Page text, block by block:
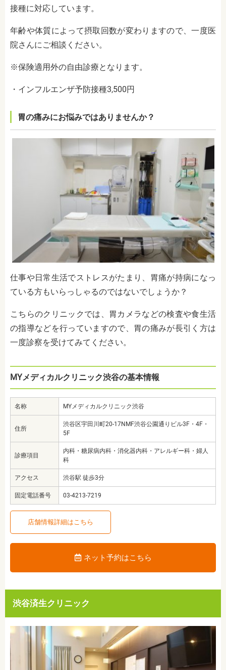
接種に対応しています。
年齢や体質によって摂取回数が変わりますので、一度医
院さんにご相談ください。
※保険適用外の自由診療となります。
・インフルエンザ予防接種3,500円
胃の痛みにお悩みではありませんか？
仕事や日常生活でストレスがたまり、胃痛が持病になっ
ている方もいらっしゃるのではないでしょうか？
こちらのクリニックでは、胃カメラなどの検査や食生活
の指導などを行っていますので、胃の痛みが長引く方は
一度診察を受けてみてください。
MYメディカルクリニック渋谷の基本情報
名称 MYメディカルクリニック渋谷
住所
渋谷区宇田川町20-17NMF渋谷公園通りビル3F・4F・
5F
診療項目
内科・糖尿病内科・消化器内科・アレルギー科・婦人
科
アクセス 渋谷駅 徒歩3分
固定電話番号 03-4213-7219
店舗情報詳細はこちら
ネット予約はこちら
渋谷済生クリニック